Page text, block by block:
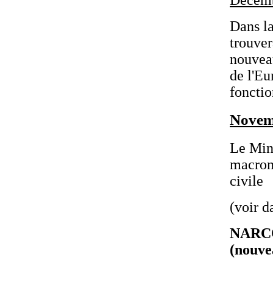
Dans
de
Le
civile
(voir